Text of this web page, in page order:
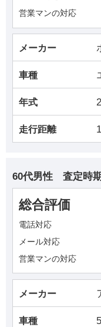
営業マンの対応
メーカー
車種
年式
走行距離
60代男性 査定時
総合評価
電話対応
メール対応
営業マンの対応
メーカー
車種